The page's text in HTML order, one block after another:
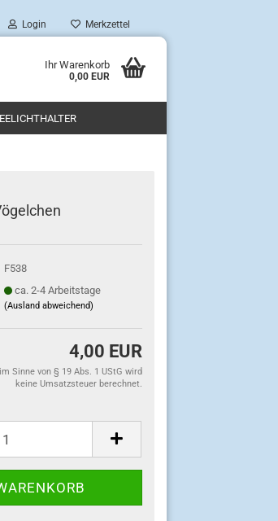
Login Merkzettel
Ihr Warenkorb
0,00 EUR
F538
ca. 2-4 Arbeitstage
(Ausland abweichend)
4,00 EUR
Sinne von § 19 Abs. 1 UStG wird
keine Umsatzsteuer berechnet.